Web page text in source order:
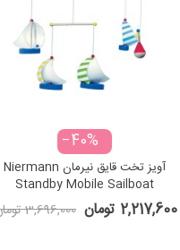
‎−40%
آویز تخت قایق نیرمان Niermann
Standby Mobile Sailboat
2,217,600 تومان 3,696,000 تومان